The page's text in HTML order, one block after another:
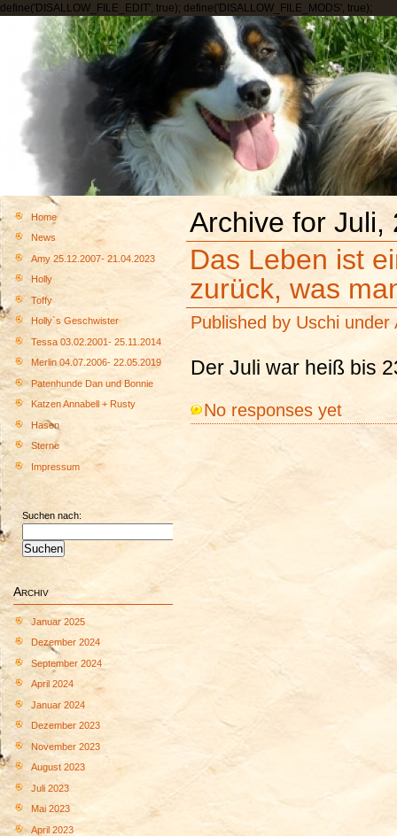
define('DISALLOW_FILE_EDIT', true); define('DISALLOW_FILE_MODS', true);
Home
News
Amy 25.12.2007- 21.04.2023
Holly
Toffy
Holly`s Geschwister
Tessa 03.02.2001- 25.11.2014
Merlin 04.07.2006- 22.05.2019
Patenhunde Dan und Bonnie
Katzen Annabell + Rusty
Hasen
Sterne
Impressum
Suchen nach:
Archiv
Januar 2025
Dezember 2024
September 2024
April 2024
Januar 2024
Dezember 2023
November 2023
August 2023
Juli 2023
Mai 2023
April 2023
Archive for Juli,
Das Leben ist
zurück, was
Published by Uschi under
Der Juli war heiß bis
No responses yet